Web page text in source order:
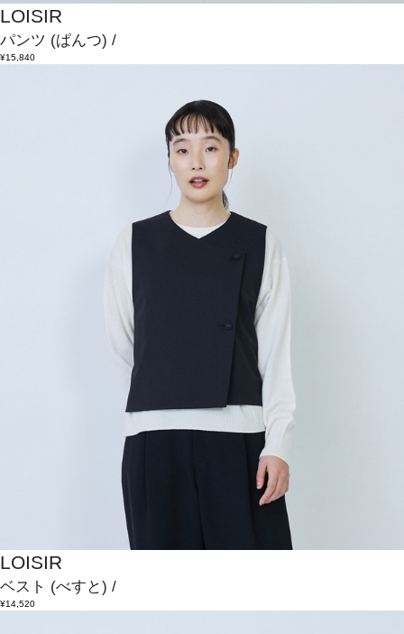
LOISIR
パンツ (ぱんつ) /
¥15,840
LOISIR
ベスト (べすと) /
¥14,520